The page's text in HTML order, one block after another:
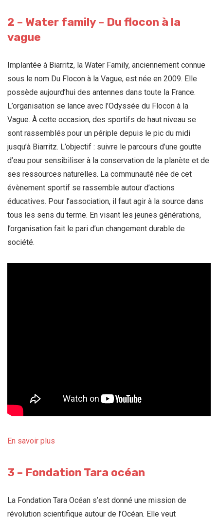
2 – Water family – Du flocon à la
vague
Implantée à Biarritz, la Water Family, anciennement connue
sous le nom Du Flocon à la Vague, est née en 2009. Elle
possède aujourd’hui des antennes dans toute la France.
L’organisation se lance avec l’Odyssée du Flocon à la
Vague. À cette occasion, des sportifs de haut niveau se
sont rassemblés pour un périple depuis le pic du midi
jusqu’à Biarritz. L’objectif : suivre le parcours d’une goutte
d’eau pour sensibiliser à la conservation de la planète et de
ses ressources naturelles. La communauté née de cet
évènement sportif se rassemble autour d’actions
éducatives. Pour l’association, il faut agir à la source dans
tous les sens du terme. En visant les jeunes générations,
l’organisation fait le pari d’un changement durable de
société.
En savoir plus
3 – Fondation Tara océan
La Fondation Tara Océan s’est donné une mission de
révolution scientifique autour de l’Océan. Elle veut